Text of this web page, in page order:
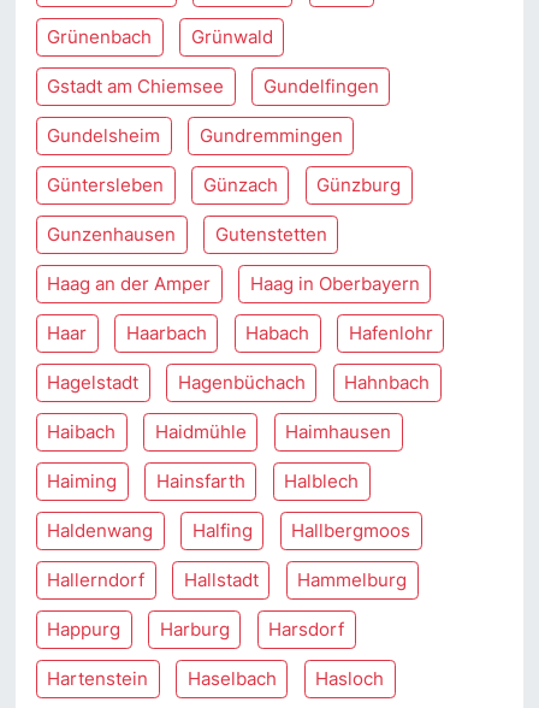
Grünenbach Grünwald
Gstadt am Chiemsee Gundelfingen
Gundelsheim Gundremmingen
Güntersleben Günzach Günzburg
Gunzenhausen Gutenstetten
Haag an der Amper Haag in Oberbayern
Haar Haarbach Habach Hafenlohr
Hagelstadt Hagenbüchach Hahnbach
Haibach Haidmühle Haimhausen
Haiming Hainsfarth Halblech
Haldenwang Halfing Hallbergmoos
Hallerndorf Hallstadt Hammelburg
Happurg Harburg Harsdorf
Hartenstein Haselbach Hasloch